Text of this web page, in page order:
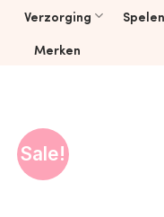
Verzorging Spelen
Merken
Sale!